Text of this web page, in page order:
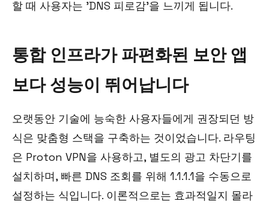
할 때 사용자는 'DNS 피로감'을 느끼게 됩니다.
통합 인프라가 파편화된 보안 앱
보다 성능이 뛰어납니다
오랫동안 기술에 능숙한 사용자들에게 권장되던 방
식은 맞춤형 스택을 구축하는 것이었습니다. 라우팅
은 Proton VPN을 사용하고, 별도의 광고 차단기를
설치하며, 빠른 DNS 조회를 위해 1.1.1.1을 수동으로
설정하는 식입니다. 이론적으로는 효과적일지 몰라